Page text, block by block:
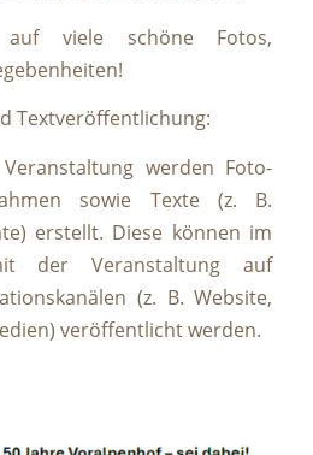
viele schöne Fotos,
Textveröffentlichung:
werden Foto-
sowie Texte (z. B.
erstellt. Diese können im
der Veranstaltung auf
(z. B. Website,
veröffentlicht werden.